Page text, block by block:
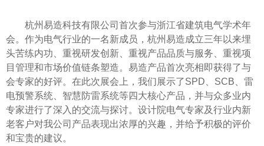
杭州易造科技有限公司首次参与浙江省建筑电气学术年
会。作为电气行业的一名新成员，杭州易造成立三年以来埋
头苦练内功、重视研发创新、重视产品品质与服务、重视项
目管理和市场价值链条塑造。易造产品首次亮相即获得了与
会专家的好评。在此次展会上，我们展示了SPD、SCB、雷
电预警系统、智慧防雷系统等四大核心产品，并与众多业内
专家进行了深入的交流与探讨。设计院电气专家及行业内新
老客户对我公司产品表现出浓厚的兴趣，并给予积极的评价
和宝贵的建议。